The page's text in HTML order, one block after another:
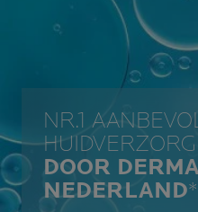
NR.1
DOOR
NEDERLAND*